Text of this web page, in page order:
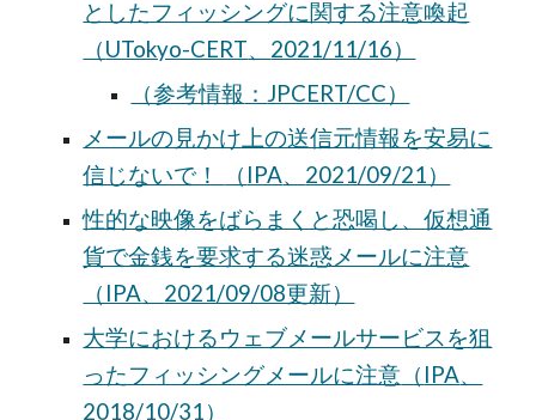
としたフィッシングに関する注意喚起
（UTokyo-CERT、 2021/11/16）
（参考情報 ： JPCERT/CC）
メールの見かけ上の送信元情報を安易に
信じないで！
（ IPA、 2021/09/21）
性的な映像をばらまくと恐喝し、仮想通
貨で金銭を要求する迷惑メールに注意
（IPA、 2021/09/08更新）
大学におけるウェブメールサービスを狙
ったフィッシングメールに注意 （ IPA、
2018/10/31）